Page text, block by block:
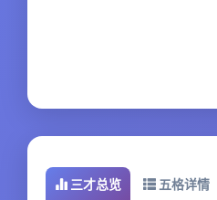
三才总览 五格详情